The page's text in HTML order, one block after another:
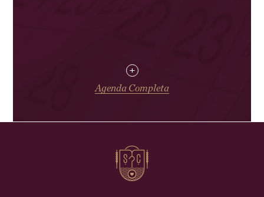
+
Agenda Completa